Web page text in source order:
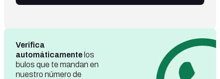
Verifica
automáticamente los
bulos que te mandan en
nuestro número de